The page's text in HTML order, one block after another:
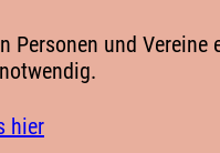
im Kreis
Personen und Vereine
hier